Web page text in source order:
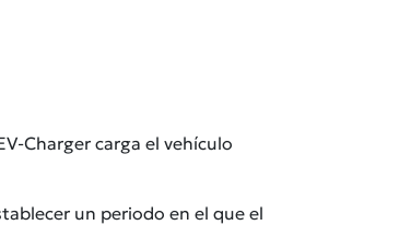
Charger carga el vehículo
un periodo en el que el